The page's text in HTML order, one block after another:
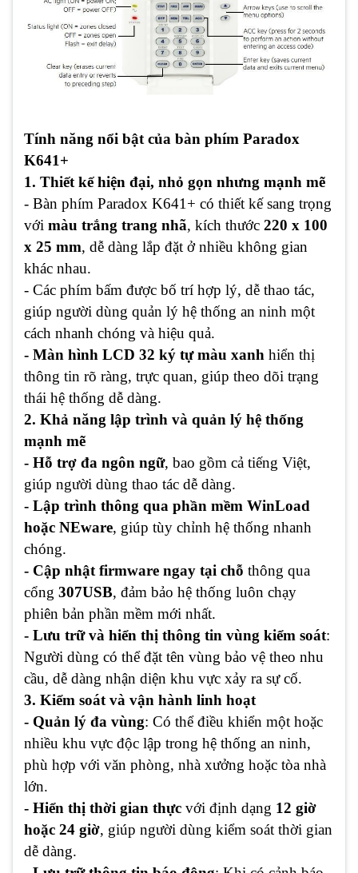
Tính năng nổi bật của bàn phím Paradox
K641+
1. Thiết kế hiện đại, nhỏ gọn nhưng mạnh mẽ
- Bàn phím Paradox K641+ có thiết kế sang trọng
với màu trắng trang nhã, kích thước 220 x 100
x 25 mm, dễ dàng lắp đặt ở nhiều không gian
khác nhau.
- Các phím bấm được bố trí hợp lý, dễ thao tác,
giúp người dùng quản lý hệ thống an ninh một
cách nhanh chóng và hiệu quả.
- Màn hình LCD 32 ký tự màu xanh hiển thị
thông tin rõ ràng, trực quan, giúp theo dõi trạng
thái hệ thống dễ dàng.
2. Khả năng lập trình và quản lý hệ thống
mạnh mẽ
- Hỗ trợ đa ngôn ngữ, bao gồm cả tiếng Việt,
giúp người dùng thao tác dễ dàng.
- Lập trình thông qua phần mềm WinLoad
hoặc NEware, giúp tùy chỉnh hệ thống nhanh
chóng.
- Cập nhật firmware ngay tại chỗ thông qua
cổng 307USB, đảm bảo hệ thống luôn chạy
phiên bản phần mềm mới nhất.
- Lưu trữ và hiển thị thông tin vùng kiểm soát:
Người dùng có thể đặt tên vùng bảo vệ theo nhu
cầu, dễ dàng nhận diện khu vực xảy ra sự cố.
3. Kiểm soát và vận hành linh hoạt
- Quản lý đa vùng: Có thể điều khiển một hoặc
nhiều khu vực độc lập trong hệ thống an ninh,
phù hợp với văn phòng, nhà xưởng hoặc tòa nhà
lớn.
- Hiển thị thời gian thực với định dạng 12 giờ
hoặc 24 giờ, giúp người dùng kiểm soát thời gian
dễ dàng.